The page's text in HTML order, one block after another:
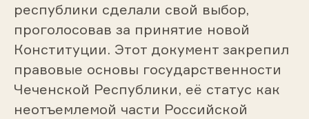
республики сделали свой выбор,
проголосовав за принятие новой
Конституции. Этот документ закрепил
правовые основы государственности
Чеченской Республики, её статус как
неотъемлемой части Российской